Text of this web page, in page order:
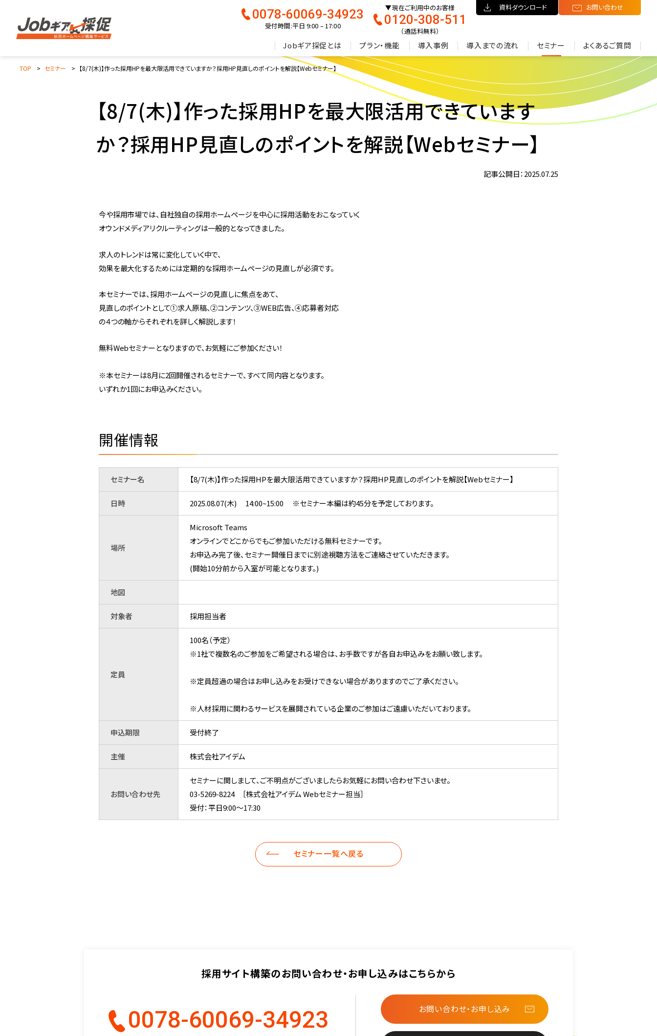
0078-60069-34923
受付時間:平日 9:00 – 17:00
現在ご利用中のお客様
0120-308-511
（通話料無料）
資料ダウンロード お問い合わせ
Jobギア採促とは プラン・機能 導入事例 導入までの流れ セミナー よくあるご質問
TOP セミナー 【8/7(木)】作った採用HPを最大限活用できていますか？採用HP見直しのポイントを解説【Webセミナー】
【8/7(木)】作った採用HPを最大限活用できています
か？採用HP見直しのポイントを解説【Webセミナー】
記事公開日：2025.07.25
今や採用市場では、自社独自の採用ホームページを中心に採用活動をおこなっていく
オウンドメディアリクルーティングは一般的となってきました。
求人のトレンドは常に変化していく中で、
効果を最大化するためには定期的な採用ホームページの見直しが必須です。
本セミナーでは、採用ホームページの見直しに焦点をあて、
見直しのポイントとして①求人原稿、②コンテンツ、③WEB広告、④応募者対応
の４つの軸からそれぞれを詳しく解説します！
無料Webセミナーとなりますので、お気軽にご参加ください！
※本セミナーは8月に2回開催されるセミナーで、すべて同内容となります。
いずれか1回にお申込みください。
開催情報
セミナー名 【8/7(木)】作った採用HPを最大限活用できていますか？採用HP見直しのポイントを解説【Webセミナー】
日時 2025.08.07(木) 14:00~15:00 ※セミナー本編は約45分を予定しております。
場所
Microsoft Teams
オンラインでどこからでもご参加いただける無料セミナーです。
お申込み完了後、セミナー開催日までに別途視聴方法をご連絡させていただきます。
(開始10分前から入室が可能となります。)
地図
対象者 採用担当者
定員
100名（予定）
※1社で複数名のご参加をご希望される場合は、お手数ですが各自お申込みをお願い致します。
※定員超過の場合はお申し込みをお受けできない場合がありますのでご了承ください。
※人材採用に関わるサービスを展開されている企業のご参加はご遠慮いただいております。
申込期限 受付終了
主催 株式会社アイデム
お問い合わせ先
セミナーに関しまして、ご不明点がございましたらお気軽にお問い合わせ下さいませ。
03-5269-8224 ［株式会社アイデム Webセミナー担当］
受付：平日9:00～17:30
セミナー一覧へ戻る
採用サイト構築のお問い合わせ・お申し込みはこちらから
0078-60069-34923 お問い合わせ・お申し込み